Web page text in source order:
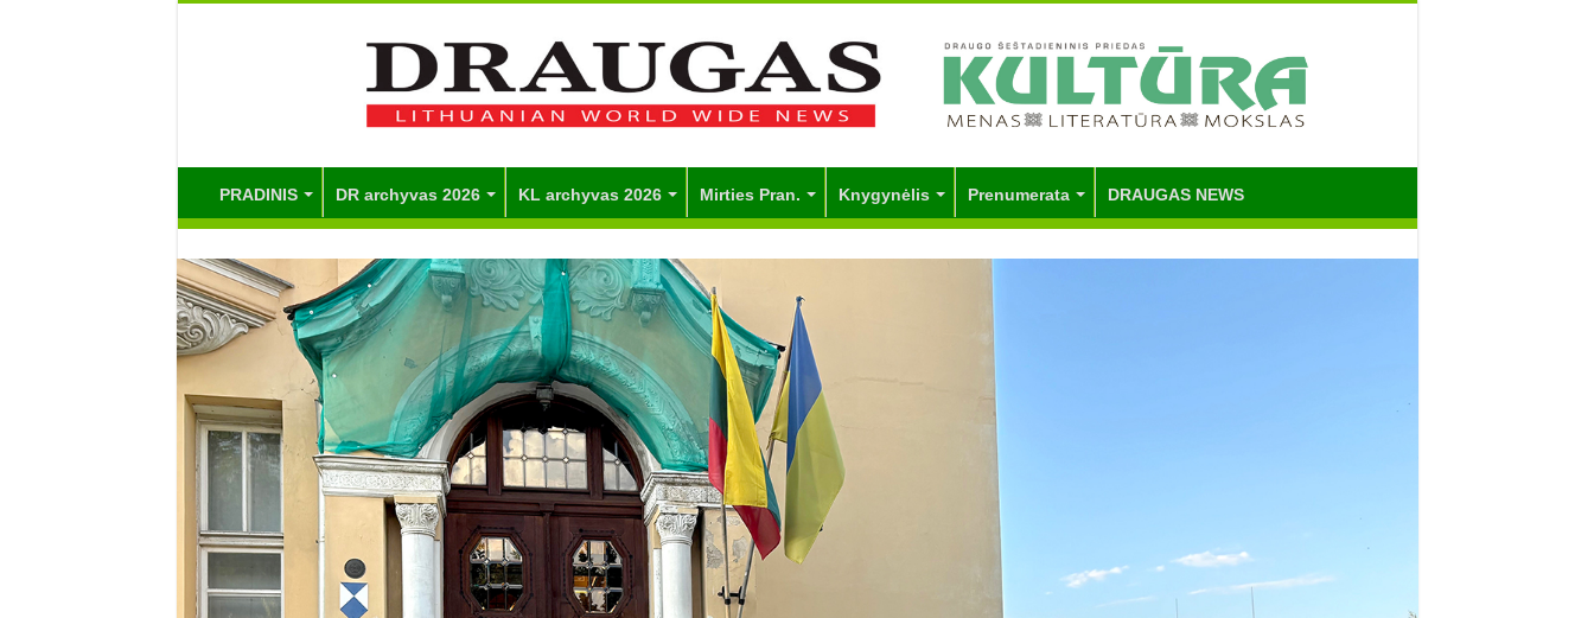
PRADINIS DR archyvas 2026 KL archyvas 2026 Mirties Pran. Knygynėlis Prenumerata DRAUGAS NEWS